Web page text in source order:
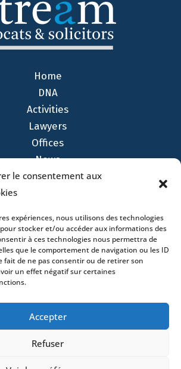
le consentement aux
expériences, nous utilisons des technologies
stocker et/ou accéder aux informations des
à ces technologies nous permettra de
que le comportement de navigation ou les ID
fait de ne pas consentir ou de retirer son
un effet négatif sur certaines
Accepter
Refuser
Home
DNA
Activities
Lawyers
Offices
News
Contact
Édouard VII – 75009 Paris – France –
00
- 15 quai Lamandé –
France –+33 (0)2 35 22 18 88
– 13008 Marseille – France –
49 14
- 148 rue Sainte-
– 33000 Bordeaux – France -
- Rue de Chantepoulet 10 -
– Suisse - +33 (0)1 53 76 91 00